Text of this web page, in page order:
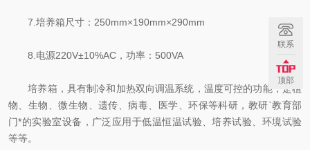
7.培养箱尺寸：250mm×190mm×290mm
8.电源220V±10%AC，功率：500VA
培养箱，具有制冷和加热双向调温系统，温度可控的功能，是植
物、生物、微生物、遗传、病毒、医学、环保等科研，教研`教育部
门*的实验室设备，广泛应用于低温恒温试验、培养试验、环境试验
等等。
联系
顶部